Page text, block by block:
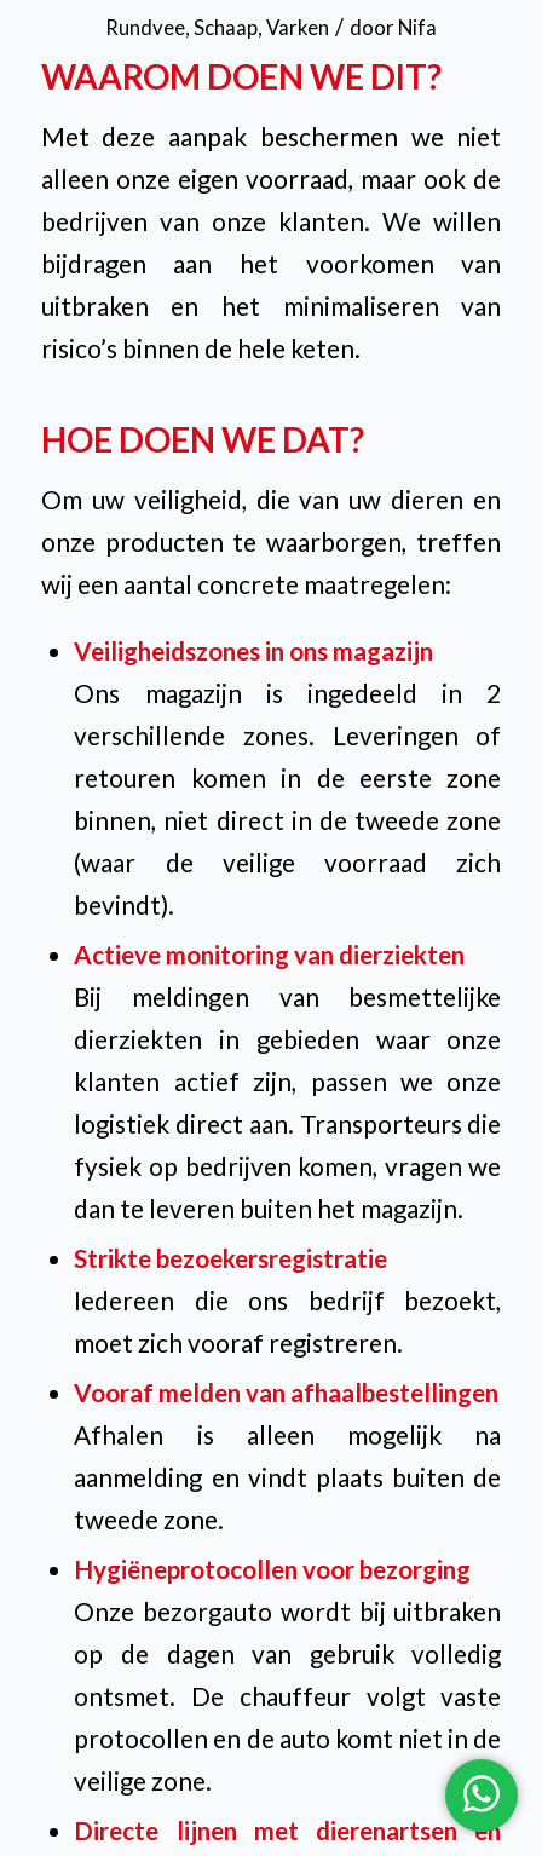
Rundvee,Schaap,Varken / doorNifa
WAAROM DOEN WE DIT?
Met deze aanpak beschermen we niet
alleen onze eigen voorraad, maar ook de
bedrijven van onze klanten. We willen
bijdragen aan het voorkomen van
uitbraken en het minimaliseren van
risico’s binnen de hele keten.
HOE DOEN WE DAT?
Om uw veiligheid, die van uw dieren en
onze producten te waarborgen, treffen
wij een aantal concrete maatregelen:
Veiligheidszones in ons magazijn
Ons magazijn is ingedeeld in 2
verschillende zones. Leveringen of
retouren komen in de eerste zone
binnen, niet direct in de tweede zone
(waar de veilige voorraad zich
bevindt).
Actieve monitoring van dierziekten
Bij meldingen van besmettelijke
dierziekten in gebieden waar onze
klanten actief zijn, passen we onze
logistiek direct aan. Transporteurs die
fysiek op bedrijven komen, vragen we
dan te leveren buiten het magazijn.
Strikte bezoekersregistratie
Iedereen die ons bedrijf bezoekt,
moet zich vooraf registreren.
Vooraf melden van afhaalbestellingen
Afhalen is alleen mogelijk na
aanmelding en vindt plaats buiten de
tweede zone.
Hygiëneprotocollen voor bezorging
Onze bezorgauto wordt bij uitbraken
op de dagen van gebruik volledig
ontsmet. De chauffeur volgt vaste
protocollen en de auto komt niet in de
veilige zone.
Directe lijnen met dierenartsen en